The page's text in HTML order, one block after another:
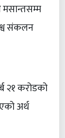
मसान्तसम्म
संकलन
२१ करोडको
अर्थ